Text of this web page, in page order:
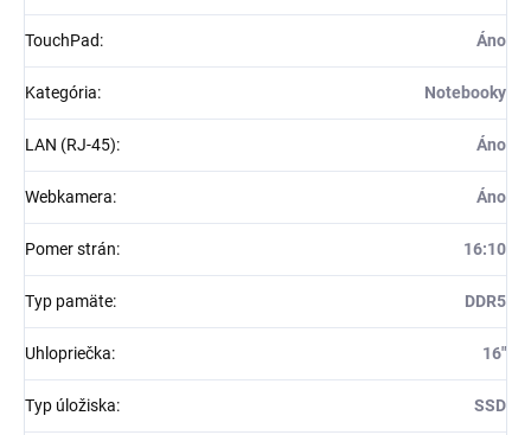
TouchPad: Áno
Kategória: Notebooky
LAN (RJ-45): Áno
Webkamera: Áno
Pomer strán: 16:10
Typ pamäte: DDR5
Uhlopriečka: 16"
Typ úložiska: SSD